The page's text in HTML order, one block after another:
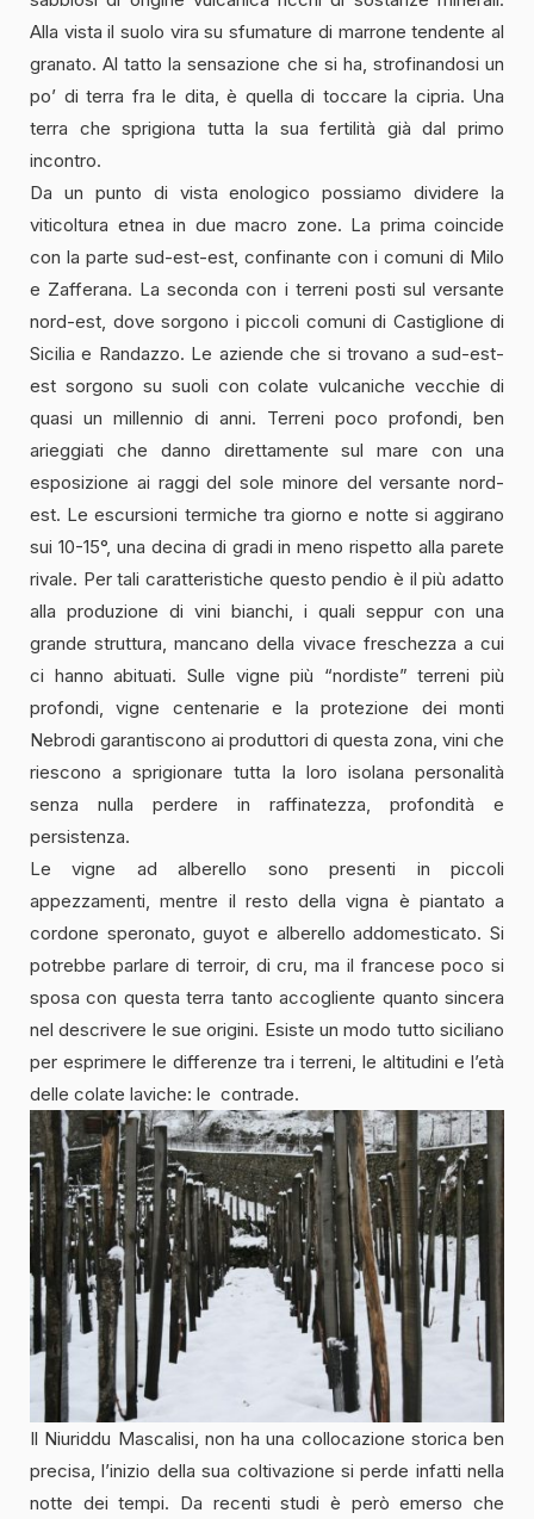
Alla vista il suolo vira su sfumature di marrone tendente al
granato. Al tatto la sensazione che si ha, strofinandosi un
po’ di terra fra le dita, è quella di toccare la cipria. Una
terra che sprigiona tutta la sua fertilità già dal primo
incontro.
Da un punto di vista enologico possiamo dividere la
viticoltura etnea in due macro zone. La prima coincide
con la parte sud-est-est, confinante con i comuni di Milo
e Zafferana. La seconda con i terreni posti sul versante
nord-est, dove sorgono i piccoli comuni di Castiglione di
Sicilia e Randazzo. Le aziende che si trovano a sud-est-
est sorgono su suoli con colate vulcaniche vecchie di
quasi un millennio di anni. Terreni poco profondi, ben
arieggiati che danno direttamente sul mare con una
esposizione ai raggi del sole minore del versante nord-
est. Le escursioni termiche tra giorno e notte si aggirano
sui 10-15°, una decina di gradi in meno rispetto alla parete
rivale. Per tali caratteristiche questo pendio è il più adatto
alla produzione di vini bianchi, i quali seppur con una
grande struttura, mancano della vivace freschezza a cui
ci hanno abituati. Sulle vigne più “nordiste” terreni più
profondi, vigne centenarie e la protezione dei monti
Nebrodi garantiscono ai produttori di questa zona, vini che
riescono a sprigionare tutta la loro isolana personalità
senza nulla perdere in raffinatezza, profondità e
persistenza.
Le vigne ad alberello sono presenti in piccoli
appezzamenti, mentre il resto della vigna è piantato a
cordone speronato, guyot e alberello addomesticato. Si
potrebbe parlare di terroir, di cru, ma il francese poco si
sposa con questa terra tanto accogliente quanto sincera
nel descrivere le sue origini. Esiste un modo tutto siciliano
per esprimere le differenze tra i terreni, le altitudini e l’età
delle colate laviche: le contrade.
Il Niuriddu Mascalisi, non ha una collocazione storica ben
precisa, l’inizio della sua coltivazione si perde infatti nella
notte dei tempi. Da recenti studi è però emerso che